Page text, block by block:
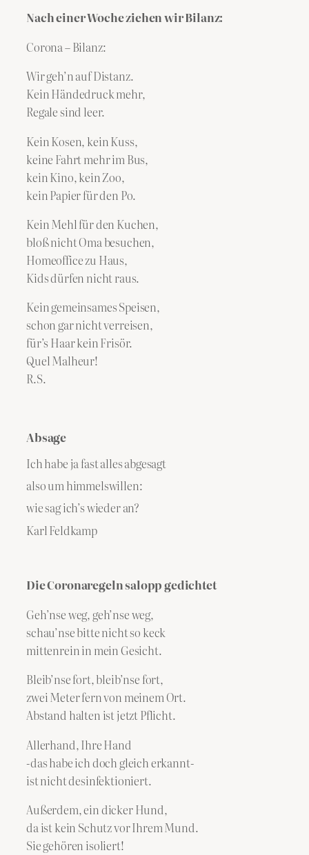
Nach einer Woche ziehen wir Bilanz:
Corona – Bilanz:
Wir geh’n auf Distanz.
Kein Händedruck mehr,
Regale sind leer.
Kein Kosen, kein Kuss,
keine Fahrt mehr im Bus,
kein Kino, kein Zoo,
kein Papier für den Po.
Kein Mehl für den Kuchen,
bloß nicht Oma besuchen,
Homeoffice zu Haus,
Kids dürfen nicht raus.
Kein gemeinsames Speisen,
schon gar nicht verreisen,
für’s Haar kein Frisör.
Quel Malheur!
R.S.
Absage
Ich habe ja fast alles abgesagt
also um himmelswillen:
wie sag ich’s wieder an?
Karl Feldkamp
Die Coronaregeln salopp gedichtet
Geh’nse weg, geh’nse weg,
schau’nse bitte nicht so keck
mittenrein in mein Gesicht.
Bleib’nse fort, bleib’nse fort,
zwei Meter fern von meinem Ort.
Abstand halten ist jetzt Pflicht.
Allerhand, Ihre Hand
-das habe ich doch gleich erkannt-
ist nicht desinfektioniert.
Außerdem, ein dicker Hund,
da ist kein Schutz vor Ihrem Mund.
Sie gehören isoliert!